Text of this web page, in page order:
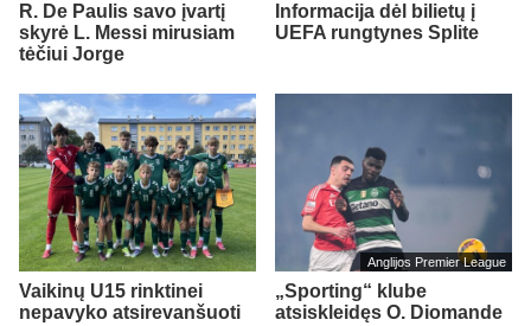
R. De Paulis savo įvartį
skyrė L. Messi mirusiam
tėčiui Jorge
Informacija dėl bilietų į
UEFA rungtynes Splite
Vaikinų U15 rinktinei
nepavyko atsirevanšuoti
Anglijos Premier League
„Sporting“ klube
atsiskleidęs O. Diomande